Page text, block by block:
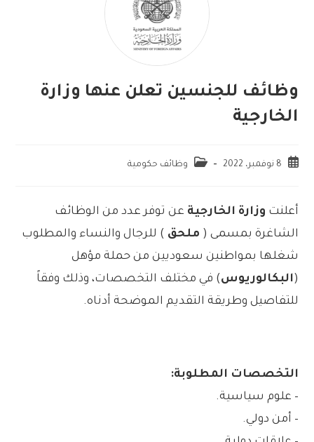
وظائف للجنسين تعلن عنها وزارة
الخارجية
8 نوفمبر، 2022 وظائف حكومية
أعلنت وزارة الخارجية عن توفر عدد من الوظائف
الشاغرة بمسمى ( ملحق ) للرجال والنساء والمطلوب
شغلها بمواطنين سعوديين من حملة مؤهل
(البكالوريوس) في مختلف التخصصات، وذلك وفقاً
للتفاصيل وطريقة التقديم الموضحة أدناه.
التخصصات المطلوبة:
– علوم سياسية.
– أمن دولي.